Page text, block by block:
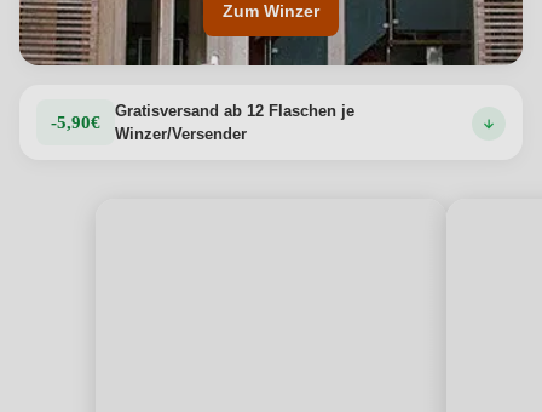
Zum Winzer
-5,90€
Gratisversand ab 12 Flaschen je
Winzer/Versender